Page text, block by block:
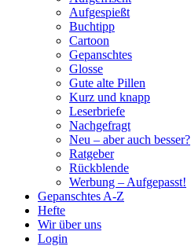
Aufgespießt
Buchtipp
Cartoon
Gepanschtes
Glosse
Gute alte Pillen
Kurz und knapp
Leserbriefe
Nachgefragt
Neu – aber auch besser?
Ratgeber
Rückblende
Werbung – Aufgepasst!
Gepanschtes A-Z
Hefte
Wir über uns
Login